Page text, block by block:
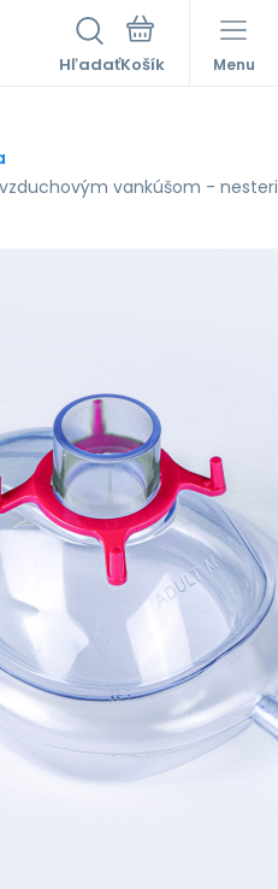
Hľadať Menu
vankúšom -